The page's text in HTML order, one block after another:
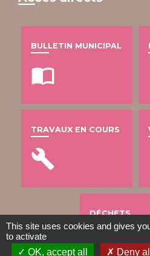
BULLETIN MUNICIPAL
import_contacts
TRAVAUX EN COURS
build
DÉCHETS
public
This site uses cookies and gives
to activate
OK, accept all
Deny